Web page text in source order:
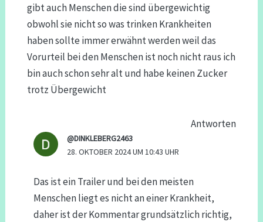
gibt auch Menschen die sind übergewichtig
obwohl sie nicht so was trinken Krankheiten
haben sollte immer erwähnt werden weil das
Vorurteil bei den Menschen ist noch nicht raus ich
bin auch schon sehr alt und habe keinen Zucker
trotz Übergewicht
Antworten
@DINKLEBERG2463
28. OKTOBER 2024 UM 10:43 UHR
Das ist ein Trailer und bei den meisten
Menschen liegt es nicht an einer Krankheit,
daher ist der Kommentar grundsätzlich richtig,